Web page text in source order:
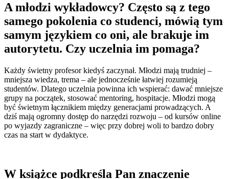
A młodzi wykładowcy? Często są z tego
samego pokolenia co studenci, mówią tym
samym językiem co oni, ale brakuje im
autorytetu. Czy uczelnia im pomaga?
Każdy świetny profesor kiedyś zaczynał. Młodzi mają trudniej –
mniejsza wiedza, trema – ale jednocześnie łatwiej rozumieją
studentów. Dlatego uczelnia powinna ich wspierać: dawać mniejsze
grupy na początek, stosować mentoring, hospitacje. Młodzi mogą
być świetnym łącznikiem między generacjami prowadzących. A
dziś mają ogromny dostęp do narzędzi rozwoju – od kursów online
po wyjazdy zagraniczne – więc przy dobrej woli to bardzo dobry
czas na start w dydaktyce.
W książce podkreśla Pan znaczenie